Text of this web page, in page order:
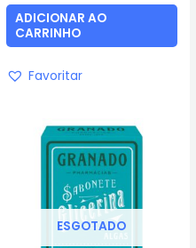
5
ADICIONAR AO
CARRINHO
Favoritar
ESGOTADO